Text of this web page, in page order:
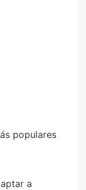
populares
a